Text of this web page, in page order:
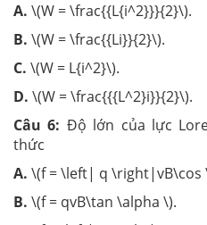
A. \(W = \frac{{L{i^2}}}{2}\).
B. \(W = \frac{{Li}}{2}\).
C. \(W = L{i^2}\).
D. \(W = \frac{{{L^2}i}}{2}\).
Câu 6: Độ lớn của lực
thức
A. \(f = \left| q \right|vB\cos
B. \(f = qvB\tan \alpha \).